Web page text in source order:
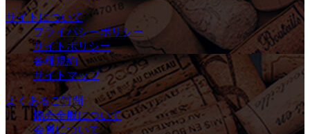
サイトについて
プライバシーポリシー
サイトポリシー
各種規約
サイトマップ
よくあるご質問
協会全般について
会員について